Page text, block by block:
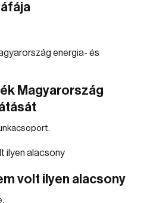
Magyarország
volt ilyen alacsony